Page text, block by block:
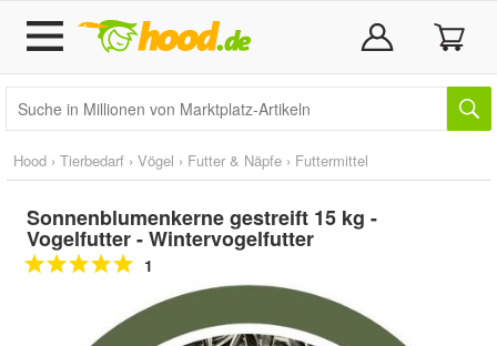
Hood › Tierbedarf › Vögel › Futter & Näpfe › Futtermittel
Sonnenblumenkerne gestreift 15 kg -
Vogelfutter - Wintervogelfutter
1